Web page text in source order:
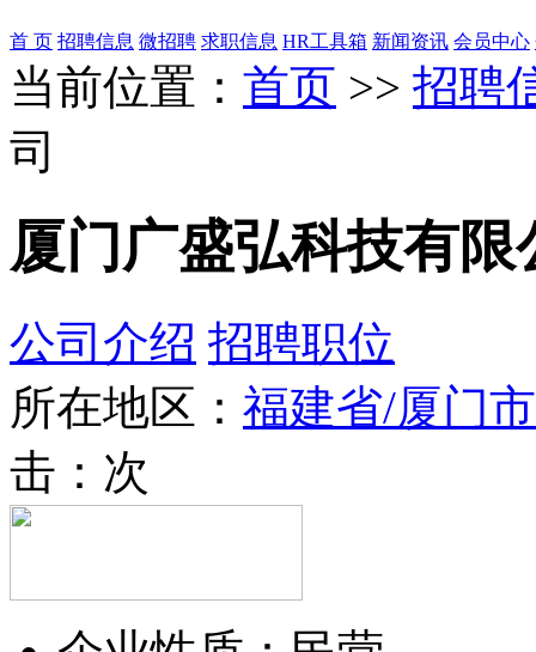
首 页 招聘信息 微招聘 求职信息 HR工具箱 新闻资讯 会员中心
当前位置： 首页 >> 招聘
司
厦门广盛弘科技有限
公司介绍 招聘职位
所在地区： 福建省/厦门市
击： 次